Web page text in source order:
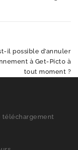
il possible d’annuler
à Get-Picto à
tout moment ?
téléchargement